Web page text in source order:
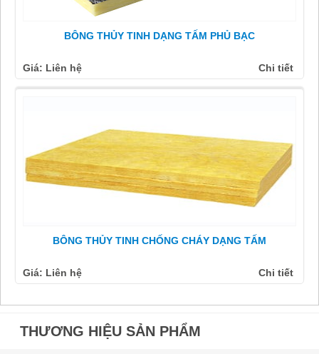
BÔNG THỦY TINH DẠNG TẤM PHỦ BẠC
Giá: Liên hệ Chi tiết
BÔNG THỦY TINH CHỐNG CHÁY DẠNG TẤM
Giá: Liên hệ Chi tiết
THƯƠNG HIỆU SẢN PHẨM